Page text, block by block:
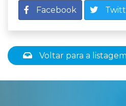
Facebook
Voltar para a